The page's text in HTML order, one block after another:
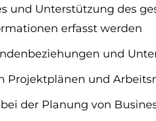
und Unterstützung des
erfasst werden
und
Projektplänen und
der Planung von